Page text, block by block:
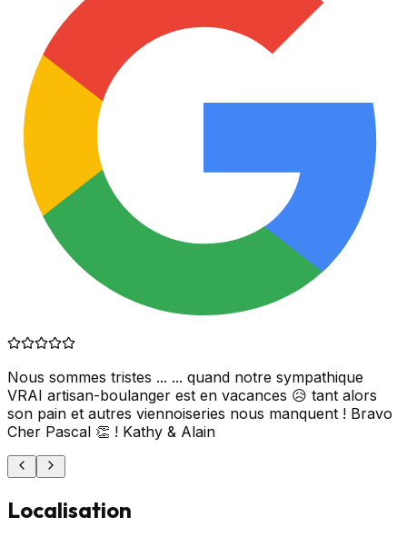
Nous sommes tristes ... ... quand notre sympathique
VRAI artisan-boulanger est en vacances 😥 tant alors
son pain et autres viennoiseries nous manquent ! Bravo
Cher Pascal 👏 ! Kathy & Alain
Localisation